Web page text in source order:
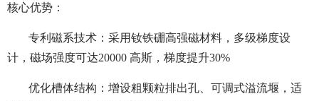
核心优势：
专利磁系技术：采用钕铁硼高强磁材料，多级梯度设
计，磁场强度可达20000 高斯，梯度提升30%
优化槽体结构：增设粗颗粒排出孔、可调式溢流堰，适